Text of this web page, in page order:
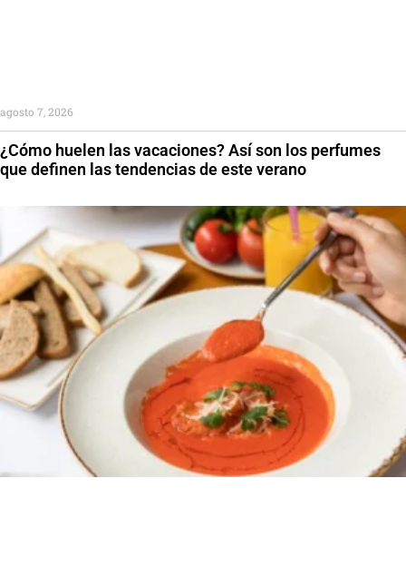
¿Cómo huelen las vacaciones? Así son los perfumes
que definen las tendencias de este verano
agosto 7, 2026